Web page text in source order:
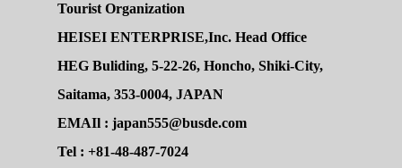
Tourist Organization
HEISEI ENTERPRISE,Inc. Head Office
HEG Buliding, 5-22-26, Honcho, Shiki-City,
Saitama, 353-0004, JAPAN
EMAIl : japan555@busde.com
Tel : +81-48-487-7024